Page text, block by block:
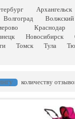
Архангельск
Волгоград Волжский
Краснодар
Новосибирск
Томск Тула
количеству